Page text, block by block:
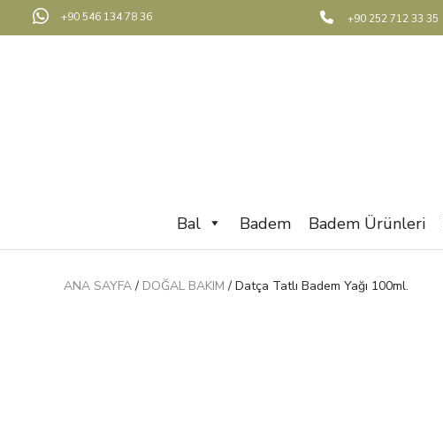
+90 546 134 78 36 +90 252 712 33 35
Bal Badem Badem Ürünleri
ANA SAYFA/ DOĞAL BAKIM / Datça Tatlı Badem Yağı 100ml.